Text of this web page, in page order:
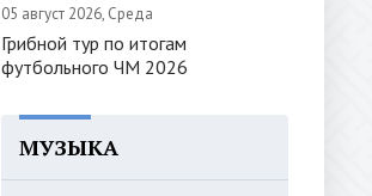
05 август 2026, Среда
Грибной тур по итогам
футбольного ЧМ 2026
МУЗЫКА